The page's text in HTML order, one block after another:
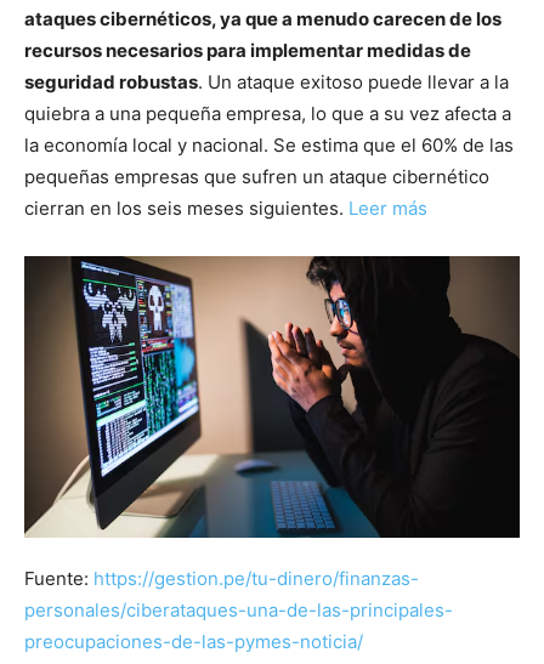
ataques cibernéticos, ya que a menudo carecen de los
recursos necesarios para implementar medidas de
seguridad robustas. Un ataque exitoso puede llevar a la
quiebra a una pequeña empresa, lo que a su vez afecta a
la economía local y nacional. Se estima que el 60% de las
pequeñas empresas que sufren un ataque cibernético
cierran en los seis meses siguientes. Leer más
Fuente: https://gestion.pe/tu-dinero/finanzas-
personales/ciberataques-una-de-las-principales-
preocupaciones-de-las-pymes-noticia/